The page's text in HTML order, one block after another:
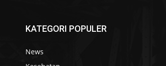
KATEGORI POPULER
News